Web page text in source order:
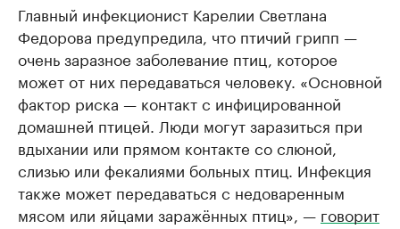
Главный инфекционист Карелии Светлана
Федорова предупредила, что птичий грипп —
очень заразное заболевание птиц, которое
может от них передаваться человеку. «Основной
фактор риска — контакт с инфицированной
домашней птицей. Люди могут заразиться при
вдыхании или прямом контакте со слюной,
слизью или фекалиями больных птиц. Инфекция
также может передаваться с недоваренным
мясом или яйцами заражённых птиц», — говорит